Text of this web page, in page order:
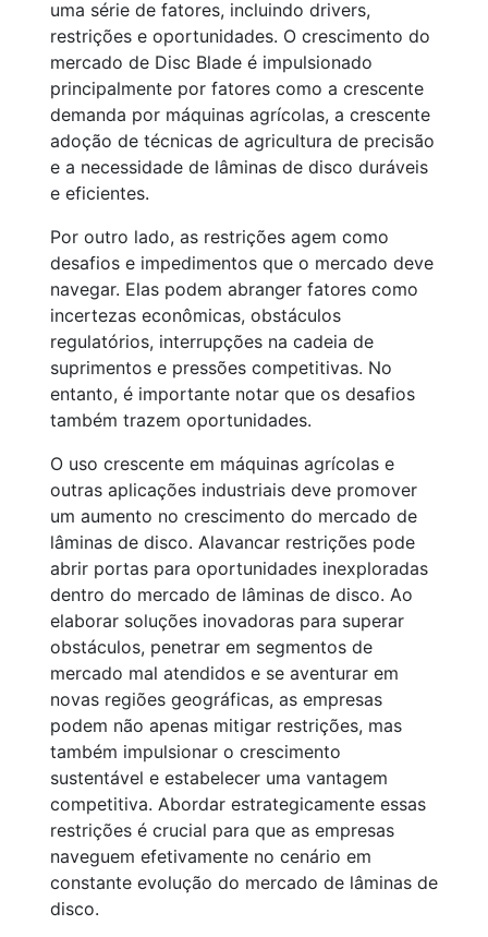
uma série de fatores, incluindo drivers,
restrições e oportunidades. O crescimento do
mercado de Disc Blade é impulsionado
principalmente por fatores como a crescente
demanda por máquinas agrícolas, a crescente
adoção de técnicas de agricultura de precisão
e a necessidade de lâminas de disco duráveis
e eficientes.
Por outro lado, as restrições agem como
desafios e impedimentos que o mercado deve
navegar. Elas podem abranger fatores como
incertezas econômicas, obstáculos
regulatórios, interrupções na cadeia de
suprimentos e pressões competitivas. No
entanto, é importante notar que os desafios
também trazem oportunidades.
O uso crescente em máquinas agrícolas e
outras aplicações industriais deve promover
um aumento no crescimento do mercado de
lâminas de disco. Alavancar restrições pode
abrir portas para oportunidades inexploradas
dentro do mercado de lâminas de disco. Ao
elaborar soluções inovadoras para superar
obstáculos, penetrar em segmentos de
mercado mal atendidos e se aventurar em
novas regiões geográficas, as empresas
podem não apenas mitigar restrições, mas
também impulsionar o crescimento
sustentável e estabelecer uma vantagem
competitiva. Abordar estrategicamente essas
restrições é crucial para que as empresas
naveguem efetivamente no cenário em
constante evolução do mercado de lâminas de
disco.